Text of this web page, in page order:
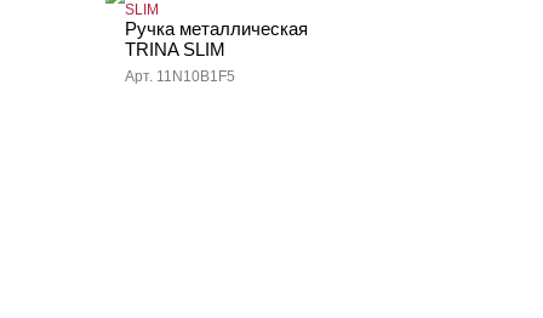
Ручка металлическая
TRINA SLIM
Арт. 11N10B1F5